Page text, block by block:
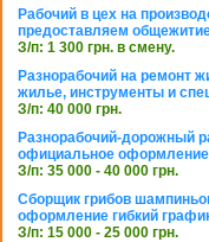
Рабочий в цех на
предоставляем
З/п: 1 300 грн. в смену.
Разнорабочий на ремонт
жилье, инструменты и
З/п: 40 000 грн.
Разнорабочий-дорожный
официальное оформление
З/п: 35 000 - 40 000 грн.
Сборщик грибов
оформление гибкий
З/п: 15 000 - 25 000 грн.